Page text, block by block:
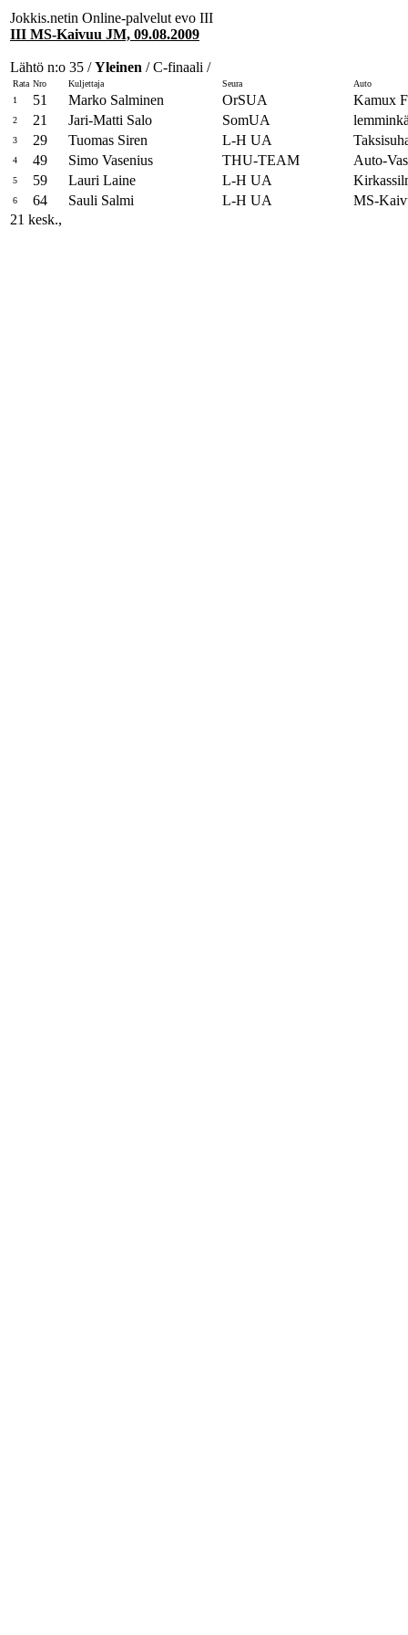
Jokkis.netin Online-palvelut evo III
III MS-Kaivuu JM, 09.08.2009
Lähtö n:o 35 /Yleinen / C-finaali /
Rata Nro Kuljettaja Seura
Auto
1
51 Marko Salminen OrSUA Kamux
2 21 Jari-Matti Salo SomUA
3 29 Tuomas Siren L-H UA
4 49 Simo Vasenius THU-TEAM Auto-
5 59 Lauri Laine L-H UA
6 64 Sauli Salmi L-H UA
MS-
21 kesk.,